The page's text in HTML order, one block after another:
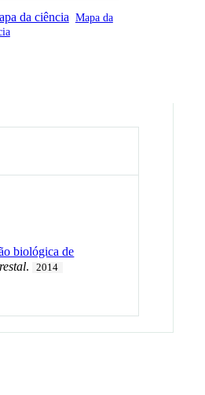
Mapa da
biológica de
. 2014